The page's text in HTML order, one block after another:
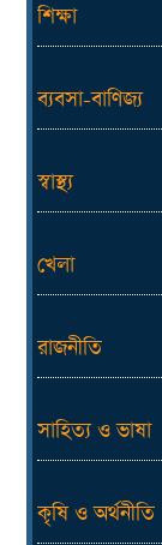
শিক্ষা
ব্যবসা-বাণিজ্য
স্বাস্থ্য
খেলা
রাজনীতি
সাহিত্য ও ভাষা
কৃষি ও অর্থনীতি